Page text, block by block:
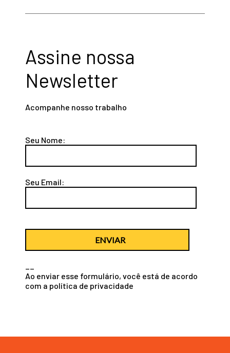
Assine nossa
Newsletter
Acompanhe nosso trabalho
Seu Nome:
Seu Email:
ENVIAR
Ao enviar esse formulário, você está de acordo
com a política de privacidade